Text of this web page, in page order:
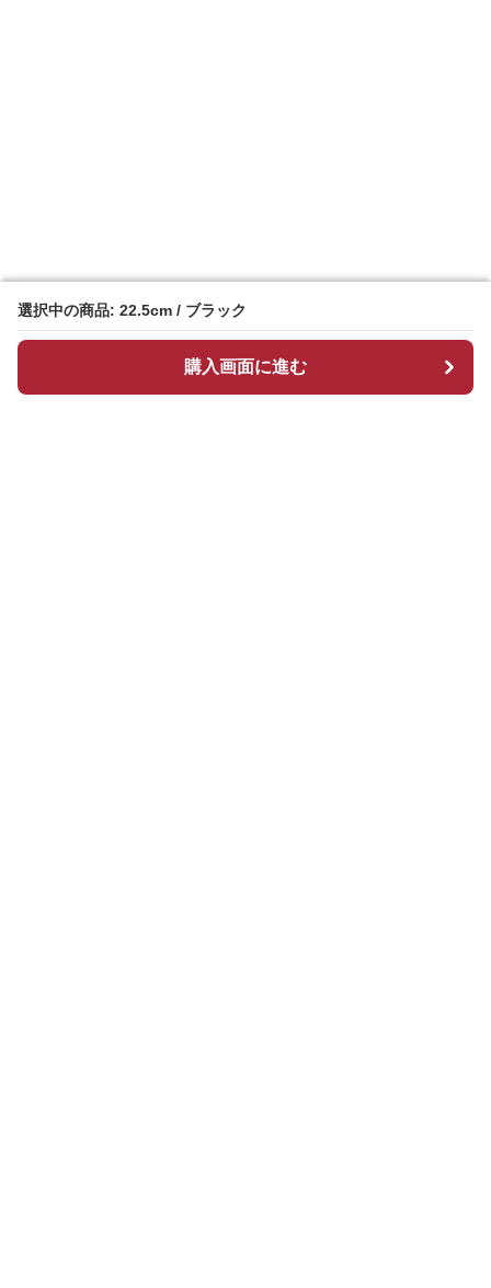
選択中の商品: 22.5cm / ブラック
購入画面に進む
選択中の商品: 22.5cm / ブラック
購入画面に進む